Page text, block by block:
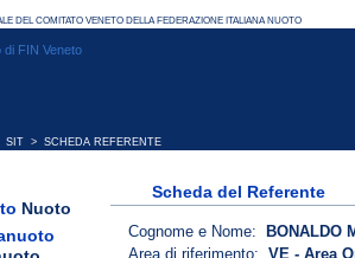
SIT > SCHEDA REFERENTE
Nuoto
Scheda del Referente
Cognome e Nome:
BONALDO
Area di riferimento: VE - Area